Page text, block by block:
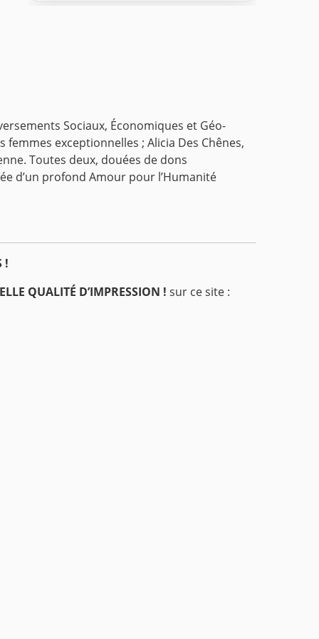
Sociaux, Économiques et Géo-
exceptionnelles ; Alicia Des Chênes,
Toutes deux, douées de dons
d’un profond Amour pour l’Humanité
!
QUALITÉ D’IMPRESSION ! sur ce site :